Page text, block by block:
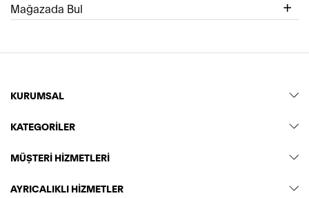
Mağazada Bul
KURUMSAL
KATEGORİLER
MÜŞTERİ HİZMETLERİ
AYRICALIKLI HİZMETLER